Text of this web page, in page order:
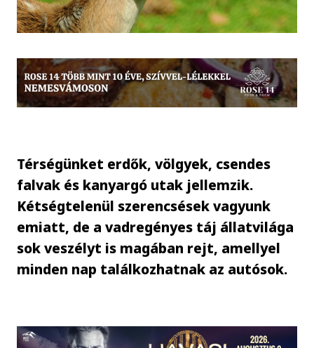
Térségünket erdők, völgyek, csendes
falvak és kanyargó utak jellemzik.
Kétségtelenül szerencsések vagyunk
emiatt, de a vadregényes táj állatvilága
sok veszélyt is magában rejt, amellyel
minden nap találkozhatnak az autósok.